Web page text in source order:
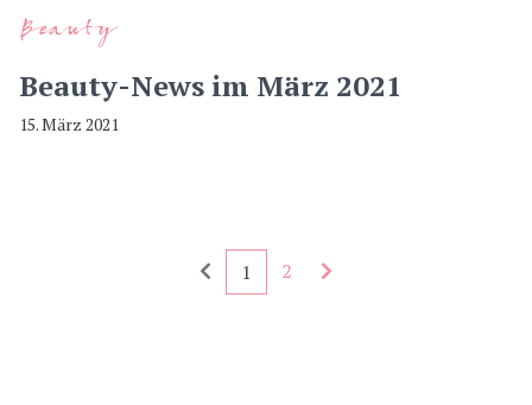
Beauty
Beauty-News im März 2021
15. März 2021
Seitennummerierung - rückwärts
1 2